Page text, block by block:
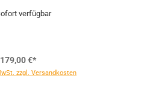
verfügbar
179,00 €*
zzgl. Versandkosten